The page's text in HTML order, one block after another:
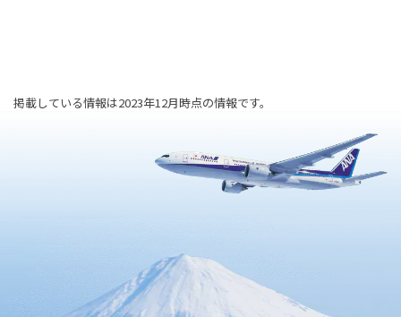
掲載している情報は2023年12月時点の情報です。